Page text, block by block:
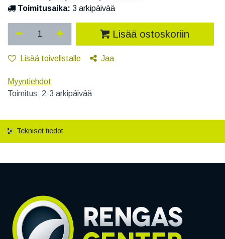
Toimitusaika: 3 arkipäivää
Lisää ostoskoriin
Lisää toivelistalle Jaa
Myyntiehdot
Toimitus: 2-3 arkipäivää
Tekniset tiedot